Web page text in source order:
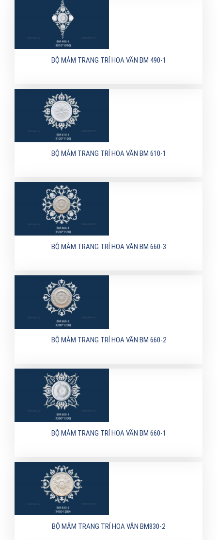
BỘ MÂM TRANG TRÍ HOA VĂN BM 490-1
BỘ MÂM TRANG TRÍ HOA VĂN BM 610-1
BỘ MÂM TRANG TRÍ HOA VĂN BM 660-3
BỘ MÂM TRANG TRÍ HOA VĂN BM 660-2
BỘ MÂM TRANG TRÍ HOA VĂN BM 660-1
BỘ MÂM TRANG TRÍ HOA VĂN BM830-2